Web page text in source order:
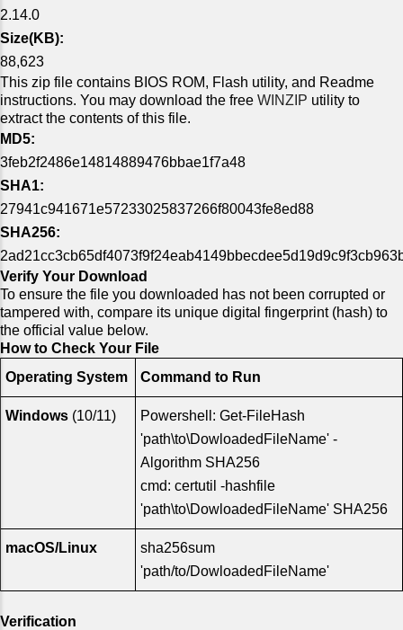
2.14.0
Size(KB):
88,623
This zip file contains BIOS ROM, Flash utility, and Readme
instructions. You may download the free WINZIP utility to
extract the contents of this file.
MD5:
3feb2f2486e14814889476bbae1f7a48
SHA1:
27941c941671e57233025837266f80043fe8ed88
SHA256:
Verify Your Download
To ensure the file you downloaded has not been corrupted or
tampered with, compare its unique digital fingerprint (hash) to
the official value below.
How to Check Your File
Operating System
Command to Run
Windows (10/11)
Powershell: Get-FileHash
'path\to\DowloadedFileName' -
Algorithm SHA256
cmd: certutil -hashfile
'path\to\DowloadedFileName' SHA256
macOS/Linux
sha256sum
'path/to/DowloadedFileName'
Verification